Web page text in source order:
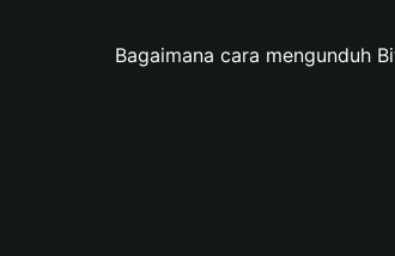
Bagaimana cara mengunduh